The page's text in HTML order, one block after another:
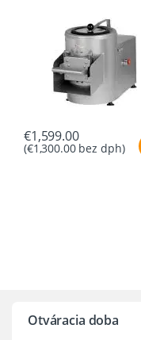
€1,599.00
(€1,300.00bez dph)
Otváracia doba